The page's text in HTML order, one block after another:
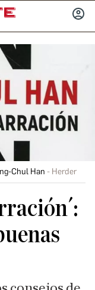
Chul Han Herder